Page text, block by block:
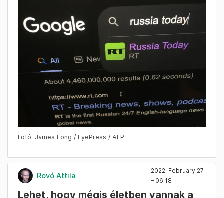
Fotó: James Long / EyePress / AFP
Rovó Attila
2022. February 27.
– 06:18
Lehet, hogy mégis életben vannak a